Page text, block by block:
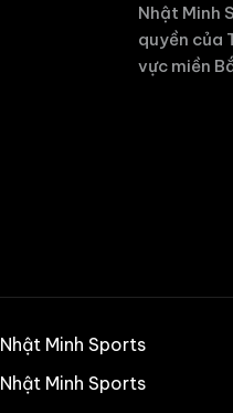
Nhật Minh
quyền của
vực miền
Nhật Minh Sports
Nhật Minh Sports